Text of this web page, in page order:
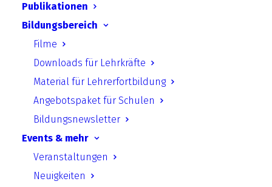
Publikationen
Bildungsbereich
Filme
Downloads für Lehrkräfte
Material für Lehrerfortbildung
Angebotspaket für Schulen
Bildungsnewsletter
Events & mehr
Veranstaltungen
Neuigkeiten
Programm: Fachtagung Klimaschutz an
Schulen 2025
Natürlicher Klimaschutz